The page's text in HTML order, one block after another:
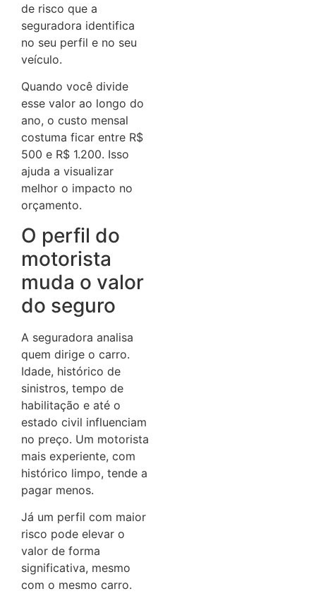
de risco que a
seguradora identifica
no seu perfil e no seu
veículo.
Quando você divide
esse valor ao longo do
ano, o custo mensal
costuma ficar entre R$
500 e R$ 1.200. Isso
ajuda a visualizar
melhor o impacto no
orçamento.
O perfil do
motorista
muda o valor
do seguro
A seguradora analisa
quem dirige o carro.
Idade, histórico de
sinistros, tempo de
habilitação e até o
estado civil influenciam
no preço. Um motorista
mais experiente, com
histórico limpo, tende a
pagar menos.
Já um perfil com maior
risco pode elevar o
valor de forma
significativa, mesmo
com o mesmo carro.